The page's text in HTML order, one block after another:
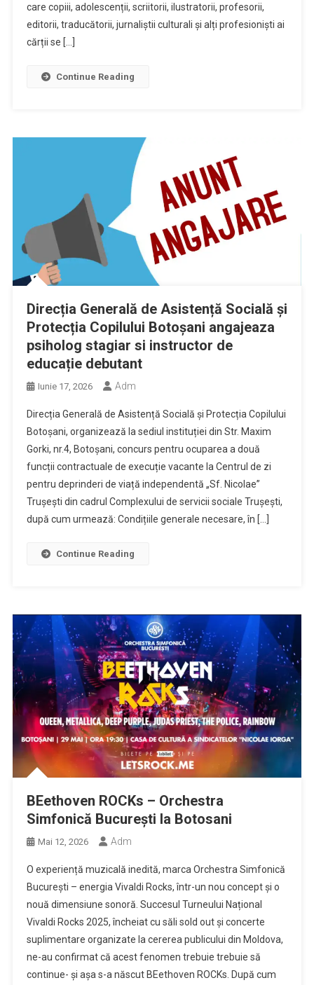
care copiii, adolescenții, scriitorii, ilustratorii, profesorii,
editorii, traducătorii, jurnaliștii culturali și alți profesioniști ai
cărții se […]
Continue Reading
Direcția Generală de Asistență Socială şi
Protecția Copilului Botoșani angajeaza
psiholog stagiar si instructor de
educație debutant
Iunie 17, 2026 Adm
Direcția Generală de Asistență Socială şi Protecția Copilului
Botoșani, organizează la sediul instituției din Str. Maxim
Gorki, nr.4, Botoșani, concurs pentru ocuparea a două
funcții contractuale de execuție vacante la Centrul de zi
pentru deprinderi de viață independentă „Sf. Nicolae”
Trușești din cadrul Complexului de servicii sociale Trușești,
după cum urmează: Condițiile generale necesare, în […]
Continue Reading
BEethoven ROCKs – Orchestra
Simfonică București la Botosani
Mai 12, 2026 Adm
O experiență muzicală inedită, marca Orchestra Simfonică
București – energia Vivaldi Rocks, într-un nou concept și o
nouă dimensiune sonoră. Succesul Turneului Național
Vivaldi Rocks 2025, încheiat cu săli sold out și concerte
suplimentare organizate la cererea publicului din Moldova,
ne-au confirmat că acest fenomen trebuie trebuie să
continue- și așa s-a născut BEethoven ROCKs. După cum